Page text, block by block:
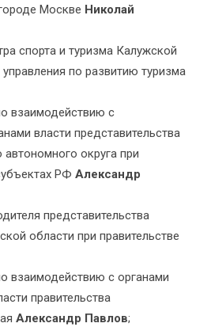
Москве Николай
спорта и туризма Калужской
по развитию туризма
взаимодействию с
власти представительства
округа при
РФ Александр
представительства
области при правительстве
взаимодействию с органами
правительства
Александр Павлов;